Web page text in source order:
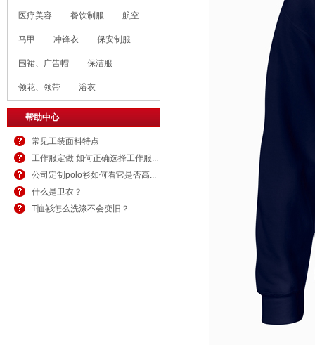
医疗美容 餐饮制服 航空
马甲 冲锋衣 保安制服
围裙、广告帽 保洁服
领花、领带 浴衣
帮助中心
常见工装面料特点
工作服定做 如何正确选择工作服...
公司定制polo衫如何看它是否高...
什么是卫衣？
T恤衫怎么洗涤不会变旧？